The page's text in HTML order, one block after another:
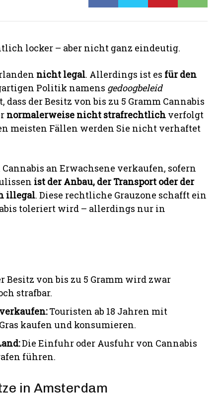
locker – aber nicht ganz eindeutig.
nicht legal. Allerdings ist es für den
Politik namens gedoogbeleid
dass der Besitz von bis zu 5 Gramm Cannabis
normalerweise nicht strafrechtlich verfolgt
meisten Fällen werden Sie nicht verhaftet
an Erwachsene verkaufen, sofern
ist der Anbau, der Transport oder der
illegal. Diese rechtliche Grauzone schafft ein
toleriert wird – allerdings nur in
Besitz von bis zu 5 Gramm wird zwar
strafbar.
Touristen ab 18 Jahren mit
kaufen und konsumieren.
Die Einfuhr oder Ausfuhr von Cannabis
führen.
in Amsterdam